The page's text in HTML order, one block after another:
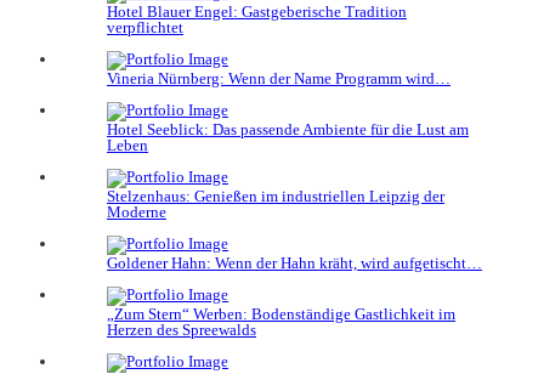
Hotel Blauer Engel: Gastgeberische Tradition
verpflichtet
Vineria Nürnberg: Wenn der Name Programm wird…
Hotel Seeblick: Das passende Ambiente für die Lust am
Leben
Stelzenhaus: Genießen im industriellen Leipzig der
Moderne
Goldener Hahn: Wenn der Hahn kräht, wird aufgetischt…
„Zum Stern“ Werben: Bodenständige Gastlichkeit im
Herzen des Spreewalds